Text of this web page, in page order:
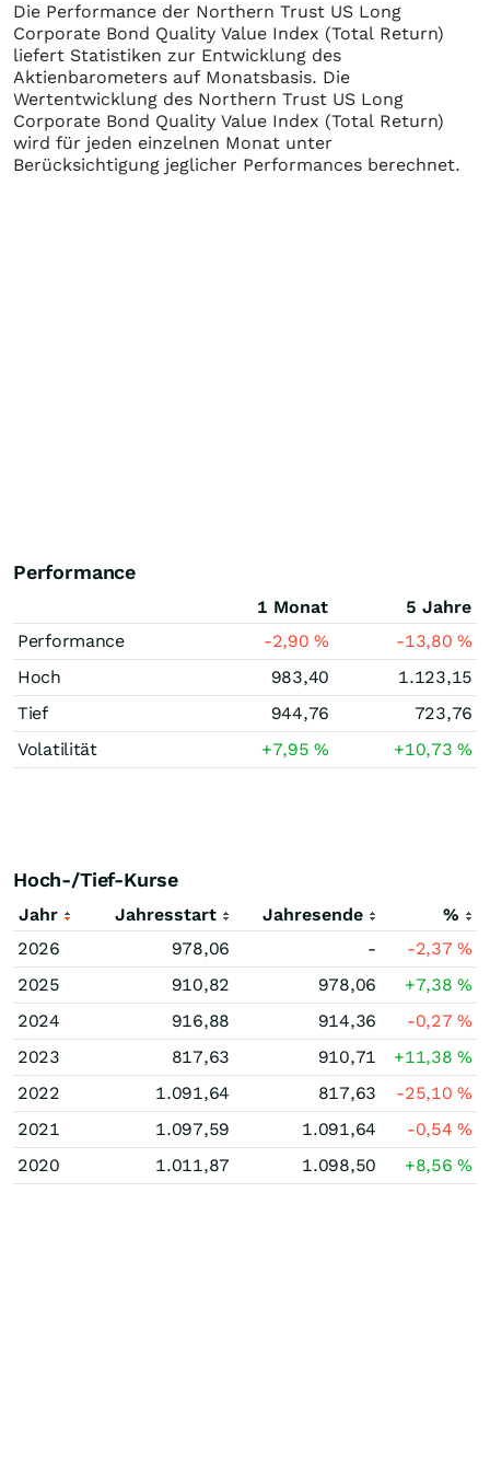
Die Performance der Northern Trust US Long
Corporate Bond Quality Value Index (Total Return)
liefert Statistiken zur Entwicklung des
Aktienbarometers auf Monatsbasis. Die
Wertentwicklung des Northern Trust US Long
Corporate Bond Quality Value Index (Total Return)
wird für jeden einzelnen Monat unter
Berücksichtigung jeglicher Performances berechnet.
Performance
1 Monat
5 Jahre
Performance
-2,90% -13,80%
Hoch
983,40
1.123,15
Tief
944,76
723,76
Volatilität
+7,95% +10,73%
Hoch-/Tief-Kurse
Jahr Jahresstart Jahresende
%
2026
978,06 - -2,37%
2025
910,82 978,06 +7,38%
2024
916,88 914,36 -0,27%
2023
817,63 910,71 +11,38%
2022
1.091,64 817,63 -25,10%
2021
1.097,59 1.091,64 -0,54%
2020
1.011,87 1.098,50 +8,56%